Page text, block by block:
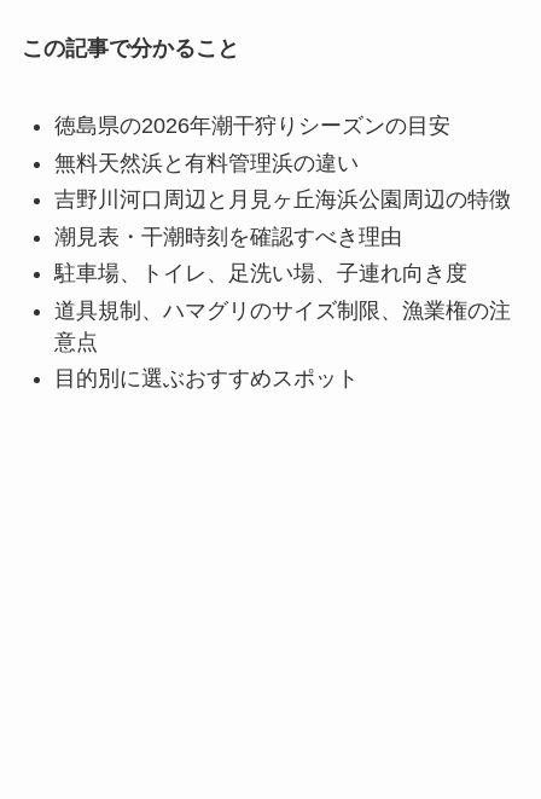
この記事で分かること
徳島県の2026年潮干狩りシーズンの目安
無料天然浜と有料管理浜の違い
吉野川河口周辺と月見ヶ丘海浜公園周辺の特徴
潮見表・干潮時刻を確認すべき理由
駐車場、トイレ、足洗い場、子連れ向き度
道具規制、ハマグリのサイズ制限、漁業権の注
意点
目的別に選ぶおすすめスポット